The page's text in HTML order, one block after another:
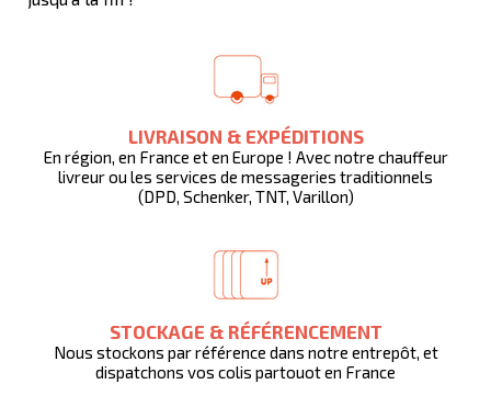
LIVRAISON & EXPÉDITIONS
En région, en France et en Europe ! Avec notre chauffeur
livreur ou les services de messageries traditionnels
(DPD, Schenker, TNT, Varillon)
STOCKAGE & RÉFÉRENCEMENT
Nous stockons par référence dans notre entrepôt, et
dispatchons vos colis partouot en France